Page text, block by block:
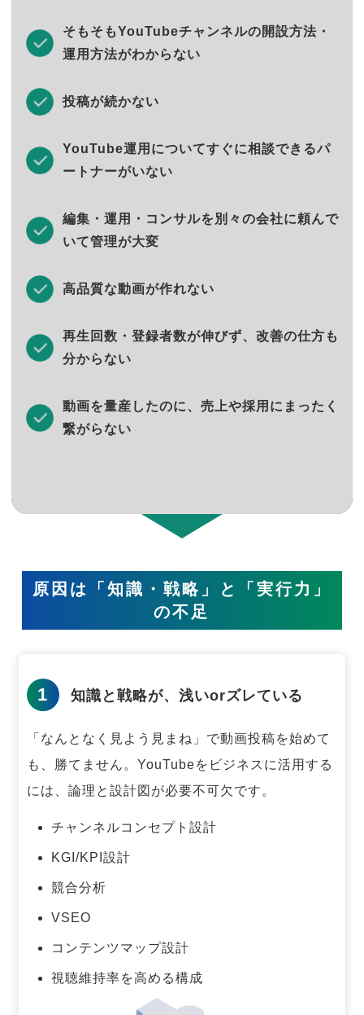
そもそもYouTubeチャンネルの開設方法・
運用方法がわからない
投稿が続かない
YouTube運用についてすぐに相談できるパ
ートナーがいない
編集・運用・コンサルを別々の会社に頼んで
いて管理が大変
高品質な動画が作れない
再生回数・登録者数が伸びず、改善の仕方も
分からない
動画を量産したのに、売上や採用にまったく
繋がらない
原因は「知識・戦略」と「実行力」
の不足
1 知識と戦略が、浅いorズレている
「なんとなく見よう見まね」で動画投稿を始めて
も、勝てません。 YouTubeをビジネスに活用する
には、論理と設計図が必要不可欠です。
チャンネルコンセプト設計
KGI/KPI設計
競合分析
VSEO
コンテンツマップ設計
視聴維持率を高める構成